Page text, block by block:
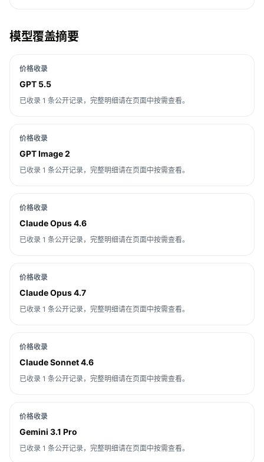
模型覆盖摘要
价格收录
GPT 5.5
已收录 1 条公开记录，完整明细请在页面中按需查看。
价格收录
GPT Image 2
已收录 1 条公开记录，完整明细请在页面中按需查看。
价格收录
Claude Opus 4.6
已收录 1 条公开记录，完整明细请在页面中按需查看。
价格收录
Claude Opus 4.7
已收录 1 条公开记录，完整明细请在页面中按需查看。
价格收录
Claude Sonnet 4.6
已收录 1 条公开记录，完整明细请在页面中按需查看。
价格收录
Gemini 3.1 Pro
已收录 1 条公开记录，完整明细请在页面中按需查看。